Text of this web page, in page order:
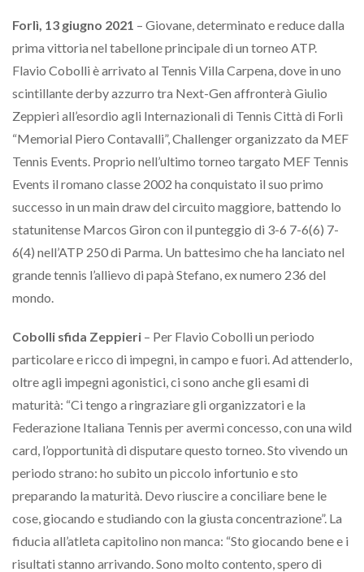
Forlì, 13 giugno 2021 – Giovane, determinato e reduce dalla
prima vittoria nel tabellone principale di un torneo ATP.
Flavio Cobolli è arrivato al Tennis Villa Carpena, dove in uno
scintillante derby azzurro tra Next-Gen affronterà Giulio
Zeppieri all’esordio agli Internazionali di Tennis Città di Forlì
“Memorial Piero Contavalli”, Challenger organizzato da MEF
Tennis Events. Proprio nell’ultimo torneo targato MEF Tennis
Events il romano classe 2002 ha conquistato il suo primo
successo in un main draw del circuito maggiore, battendo lo
statunitense Marcos Giron con il punteggio di 3-6 7-6(6) 7-
6(4) nell’ATP 250 di Parma. Un battesimo che ha lanciato nel
grande tennis l’allievo di papà Stefano, ex numero 236 del
mondo.
Cobolli sfida Zeppieri – Per Flavio Cobolli un periodo
particolare e ricco di impegni, in campo e fuori. Ad attenderlo,
oltre agli impegni agonistici, ci sono anche gli esami di
maturità: “Ci tengo a ringraziare gli organizzatori e la
Federazione Italiana Tennis per avermi concesso, con una wild
card, l’opportunità di disputare questo torneo. Sto vivendo un
periodo strano: ho subito un piccolo infortunio e sto
preparando la maturità. Devo riuscire a conciliare bene le
cose, giocando e studiando con la giusta concentrazione”. La
fiducia all’atleta capitolino non manca: “Sto giocando bene e i
risultati stanno arrivando. Sono molto contento, spero di